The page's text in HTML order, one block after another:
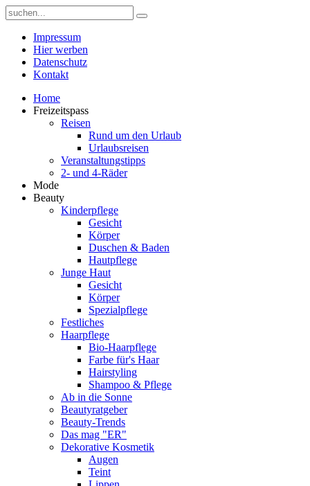
Impressum
Hier werben
Datenschutz
Kontakt
Home
Freizeitspass
Reisen
Rund um den Urlaub
Urlaubsreisen
Veranstaltungstipps
2- und 4-Räder
Mode
Beauty
Kinderpflege
Gesicht
Körper
Duschen & Baden
Hautpflege
Junge Haut
Gesicht
Körper
Spezialpflege
Festliches
Haarpflege
Bio-Haarpflege
Farbe für's Haar
Hairstyling
Shampoo & Pflege
Ab in die Sonne
Beautyratgeber
Beauty-Trends
Das mag "ER"
Dekorative Kosmetik
Augen
Teint